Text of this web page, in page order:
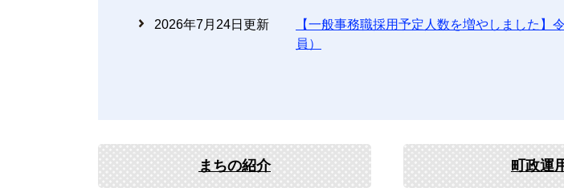
2026年7月24日更新
【一般事務職採用予定人数を増やしました
員）
まちの紹介 町政運